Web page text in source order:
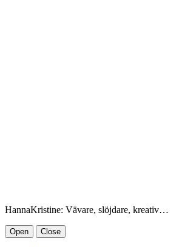
HannaKristine: Vävare, slöjdare, kreativ…
Open Close